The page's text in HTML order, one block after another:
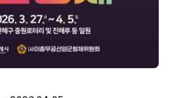
리에서 전야제, 팔도풍물시장,
가 열리고 북원로터리에서는
, 추모대제, 승전행차 퍼레이
시의 특성을 살린 군악의장페
일 저녁과 주말에 개최 되는